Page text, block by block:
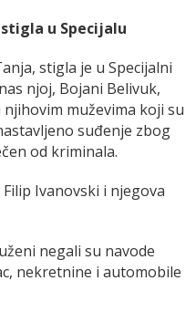
u Specijalu
stigla je u Specijalni
njoj, Bojani Belivuk,
muževima koji su
suđenje zbog
od kriminala.
Ivanovski i njegova
negali su navode
nekretnine i automobile